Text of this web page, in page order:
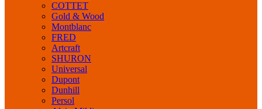
COTTET
Gold & Wood
Montblanc
FRED
Artcraft
SHURON
Universal
Dupont
Dunhill
Persol